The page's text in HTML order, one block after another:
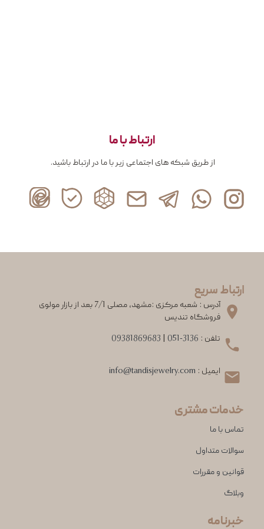
ارتباط با ما
از طریق شبکه های اجتماعی زیر با ما در ارتباط باشید.
ارتباط سریع
آدرس : شعبه مرکزی :مشهد، مصلی 7/1 بعد از بازار مولوی
فروشگاه تندیس
تلفن : 051-3136
09381869683
ایمیل : info@tandisjewelry.com
خدمات مشتری
تماس با ما
سوالات متداول
قوانین و مقررات
وبلاگ
خبرنامه